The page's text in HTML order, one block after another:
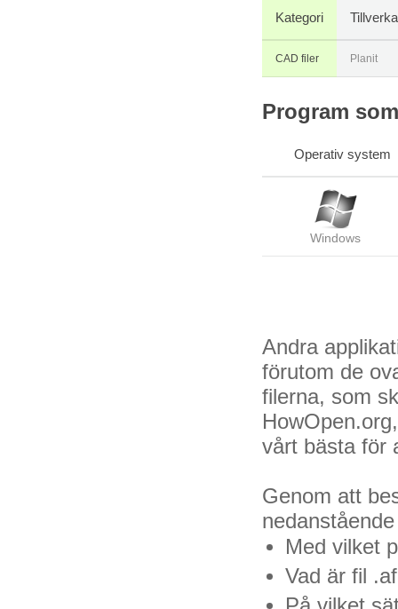
Kategori
CAD filer Planit
Program
Operativ system
Windows
Andra
förutom de
filerna, som
vårt bästa för
Genom att
Med vilket
Vad är fil